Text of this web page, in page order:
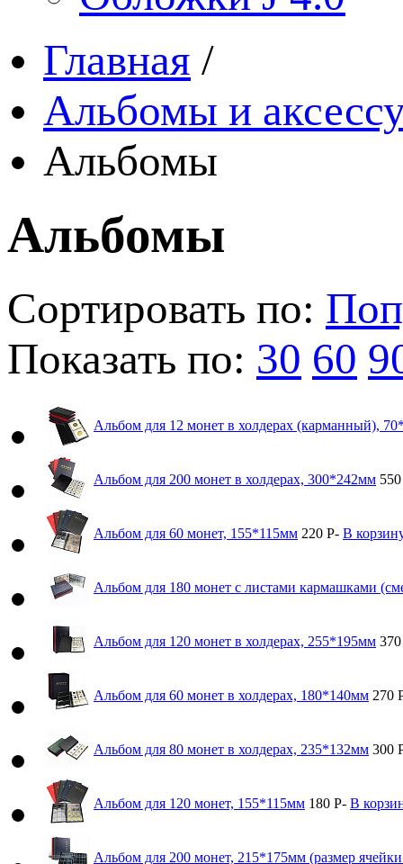
Главная /
Альбомы и
Альбомы
Альбомы
Сортировать по:
Показать по: 30 60
Альбом для 12 монет в холдерах (карманный),
Альбом для 200 монет в холдерах, 300*242мм
Альбом для 60 монет, 155*115мм 220 Р- В
Альбом для 180 монет с листами кармашками
Альбом для 120 монет в холдерах, 255*195мм
Альбом для 60 монет в холдерах, 180*140мм 270
Альбом для 80 монет в холдерах, 235*132мм 300
Альбом для 120 монет, 155*115мм 180 Р- В
Альбом для 200 монет, 215*175мм (размер